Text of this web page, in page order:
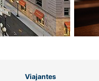
Viajantes